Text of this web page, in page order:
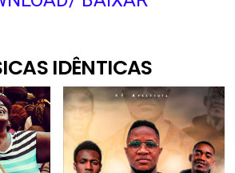
IDÊNTICAS